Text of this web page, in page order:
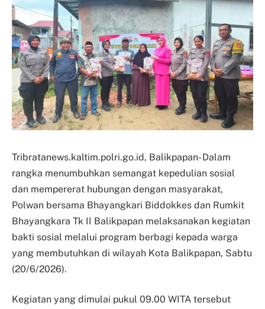
Tribratanews.kaltim.polri.go.id, Balikpapan- Dalam
rangka menumbuhkan semangat kepedulian sosial
dan mempererat hubungan dengan masyarakat,
Polwan bersama Bhayangkari Biddokkes dan Rumkit
Bhayangkara Tk II Balikpapan melaksanakan kegiatan
bakti sosial melalui program berbagi kepada warga
yang membutuhkan di wilayah Kota Balikpapan, Sabtu
(20/6/2026).
Kegiatan yang dimulai pukul 09.00 WITA tersebut